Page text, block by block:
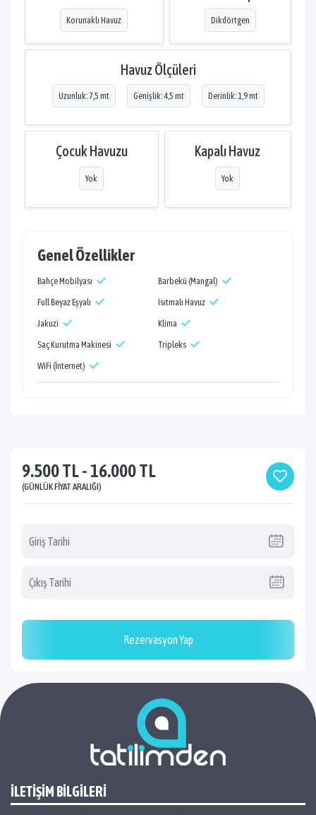
Korunaklı Havuz Dikdörtgen
Havuz Ölçüleri
Uzunluk: 7,5 mt Genişlik: 4,5 mt Derinlik: 1,9 mt
Çocuk Havuzu
Yok
Kapalı Havuz
Yok
Genel Özellikler
Bahçe Mobilyası
Barbekü (Mangal)
Full Beyaz Eşyalı
Isıtmalı Havuz
Jakuzi
Klima
Saç Kurutma Makinesi
Tripleks
WiFi (İnternet)
9.500 TL - 16.000 TL
(GÜNLÜK FIYAT ARALIĞI)
Rezervasyon Yap
İLETİŞİM BİLGİLERİ